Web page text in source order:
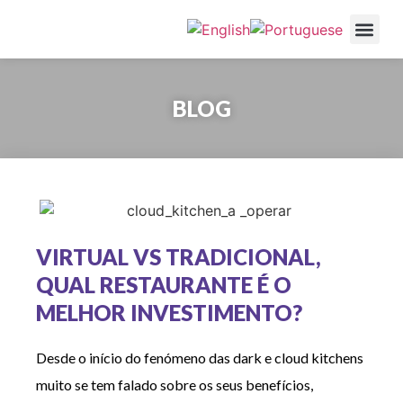
BLOG
VIRTUAL VS TRADICIONAL,
QUAL RESTAURANTE É O
MELHOR INVESTIMENTO?
Desde o início do fenómeno das dark e cloud kitchens
muito se tem falado sobre os seus benefícios,